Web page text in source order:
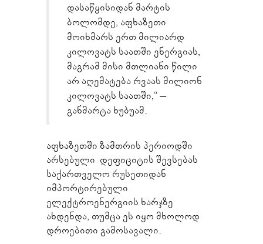
დასაწყისიდან მარტის
ბოლომდე, აფხაზეთი
მოიხმარს ერთ მილიარდ
კილოვატს საათში ენერგიას,
მაგრამ მისი მთლიანი წილი
არ აღემატება რვაას მილიონ
კილოვატს საათში,“ –
განმარტა ხუბუამ.
აფხაზეთში ზამთრის პერიოდში
არსებული დეფიციტის შევსებას
საქართველო რუსეთიდან
იმპორტირებული
ელექტროენერგიის ხარჯზე
ახდენდა, თუმცა ეს იყო მხოლოდ
დროებითი გამოსავალი.